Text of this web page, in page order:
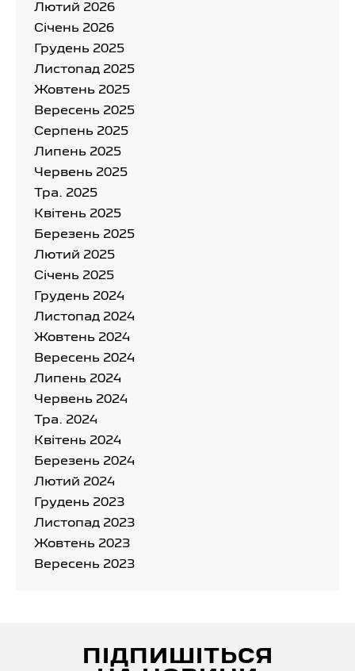
Лютий 2026
Cічень 2026
Грудень 2025
Листопад 2025
Жовтень 2025
Вересень 2025
Серпень 2025
Липень 2025
Червень 2025
Тра. 2025
Квітень 2025
Березень 2025
Лютий 2025
Cічень 2025
Грудень 2024
Листопад 2024
Жовтень 2024
Вересень 2024
Липень 2024
Червень 2024
Тра. 2024
Квітень 2024
Березень 2024
Лютий 2024
Грудень 2023
Листопад 2023
Жовтень 2023
Вересень 2023
ПІДПИШІТЬСЯ